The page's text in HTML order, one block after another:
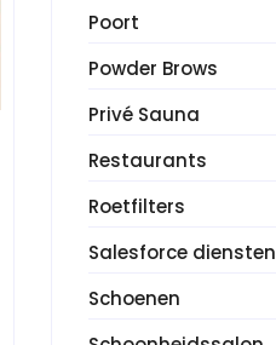
Poort
Powder Brows
Privé Sauna
Restaurants
Roetfilters
Salesforce diensten
Schoenen